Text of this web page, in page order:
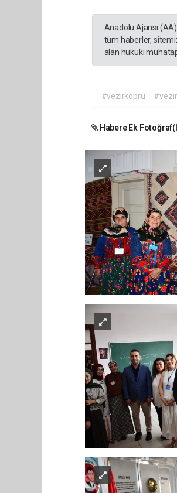
Anadolu Ajansı
tüm haberler,
alan hukuki
#vezirköprü
Habere Ek